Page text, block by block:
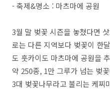
- 축제&명소 : 마츠마에 공원
3월 말 벚꽃 시즌을 놓쳤다면
로는 다른 지역보다 벚꽃이 한
도 훗카이도 마츠마에 공원을
약 250종, 1만 그루가 넘는 벚
3대 벚꽃나무라고 불리는 케찌